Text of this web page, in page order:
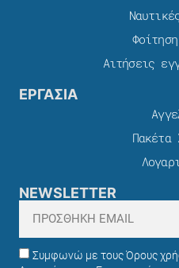
Αιτήσεις
ΕΡΓΑΣΙΑ
Πακέτα
NEWSLETTER
Συμφωνώ με τους Όρους